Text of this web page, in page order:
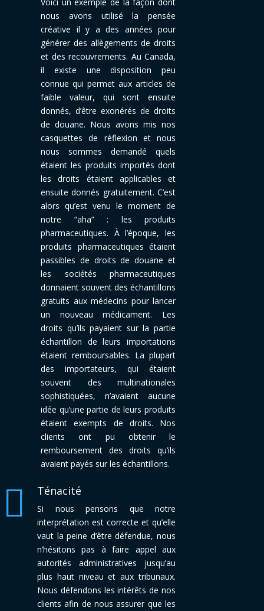
nous avons utilisé la pensée
créative il y a des années pour
générer des allègements de droits
et des recouvrements. Au Canada,
il existe une disposition peu
connue qui permet aux articles de
faible valeur, qui sont ensuite
donnés, d’être exonérés de droits
de douane. Nous avons mis nos
casquettes de réflexion et nous
nous sommes demandé quels
étaient les produits importés dont
les droits étaient applicables et
ensuite donnés gratuitement. C’est
alors qu’est venu le moment de
notre “aha” : les produits
pharmaceutiques. À l’époque, les
produits pharmaceutiques étaient
passibles de droits de douane et
les sociétés pharmaceutiques
donnaient souvent des échantillons
gratuits aux médecins pour lancer
un nouveau médicament. Les
droits qu’ils payaient sur la partie
échantillon de leurs importations
étaient remboursables. La plupart
des importateurs, qui étaient
souvent des multinationales
sophistiquées, n’avaient aucune
idée qu’une partie de leurs produits
étaient exempts de droits. Nos
clients ont pu obtenir le
remboursement des droits qu’ils
avaient payés sur les échantillons.
 Ténacité
Si nous pensons que notre
interprétation est correcte et qu’elle
vaut la peine d’être défendue, nous
n’hésitons pas à faire appel aux
autorités administratives jusqu’au
plus haut niveau et aux tribunaux.
Nous défendons les intérêts de nos
clients afin de nous assurer que les